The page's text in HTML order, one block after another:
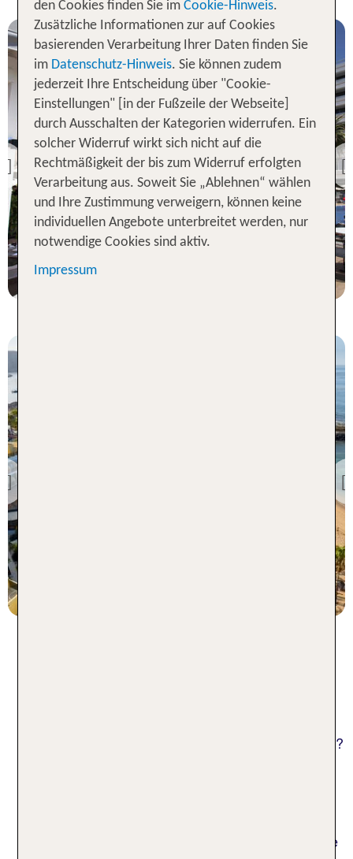
Previous
Teneriffa
Coral Suites & Spa
94 % Weiterempfehlung
7 Nächte, ÜF, JS
Previous
Sehnst du dich nach einer Insel, die dir alles bietet?
Nationalpark. Die Vielfalt der möglichen Erlebnisse
den Cookies finden Sie im Cookie-Hinweis.
Zusätzliche Informationen zur auf Cookies
basierenden Verarbeitung Ihrer Daten finden Sie
im Datenschutz-Hinweis. Sie können zudem
jederzeit Ihre Entscheidung über "Cookie-
Einstellungen" [in der Fußzeile der Webseite]
durch Ausschalten der Kategorien widerrufen. Ein
solcher Widerruf wirkt sich nicht auf die
Rechtmäßigkeit der bis zum Widerruf erfolgten
Verarbeitung aus. Soweit Sie „Ablehnen“ wählen
und Ihre Zustimmung verweigern, können keine
individuellen Angebote unterbreitet werden, nur
notwendige Cookies sind aktiv.
Impressum